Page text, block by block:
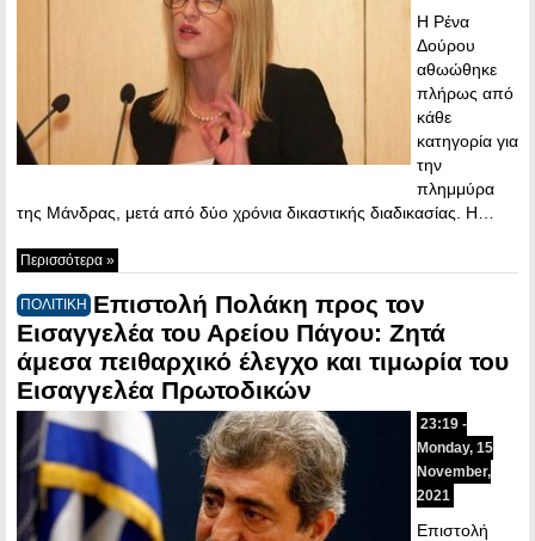
Η Ρένα
Δούρου
αθωώθηκε
πλήρως από
κάθε
κατηγορία για
την
πλημμύρα
της Μάνδρας, μετά από δύο χρόνια δικαστικής διαδικασίας. Η…
Περισσότερα »
ΠΟΛΙΤΙΚΗ Επιστολή Πολάκη προς τον
Εισαγγελέα του Αρείου Πάγου: Ζητά
άμεσα πειθαρχικό έλεγχο και τιμωρία του
Εισαγγελέα Πρωτοδικών
23:19 -
Monday, 15
November,
2021
Επιστολή